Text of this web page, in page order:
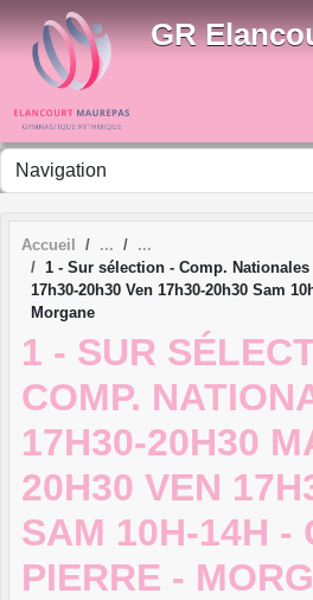
GR
Accueil
1 - Sur sélection - Comp. Nationales
17h30-20h30 Ven 17h30-20h30 Sam
Morgane
1 - SUR
COMP.
17H30-20H30
20H30 VEN
SAM 10H-14H -
PIERRE -
Panneau de gestion des cookies